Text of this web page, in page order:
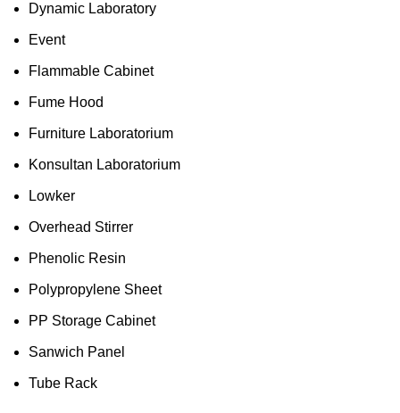
Dynamic Laboratory
Event
Flammable Cabinet
Fume Hood
Furniture Laboratorium
Konsultan Laboratorium
Lowker
Overhead Stirrer
Phenolic Resin
Polypropylene Sheet
PP Storage Cabinet
Sanwich Panel
Tube Rack